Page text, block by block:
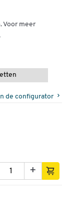
Voor meer
de configurator
+